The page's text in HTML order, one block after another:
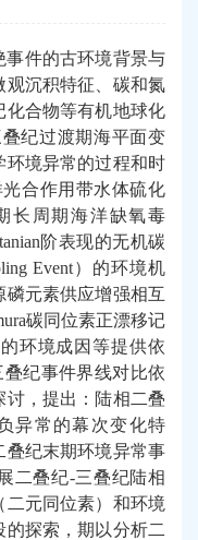
事件的古环境背景与
观沉积特征、碳和氮
化合物等有机地球化
叠纪过渡期海平面变
环境异常的过程和时
合作用带水体硫化
长周期海洋缺氧毒
阶表现的无机碳
Event）的环境机
元素供应增强相互
碳同位素正漂移记
环境成因等提供依
叠纪事件界线对比依
，提出：陆相二叠
异常的幕次变化特
叠纪末期环境异常事
二叠纪-三叠纪陆相
元同位素）和环境
探索，期以分析二